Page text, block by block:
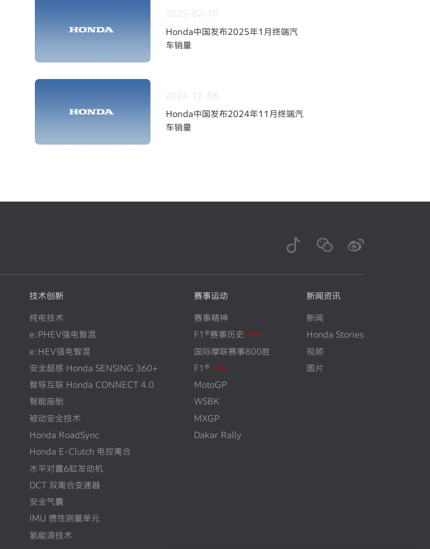
2025-02-10
Honda中国发布2025年1月终端汽
车销量
2024-12-06
Honda中国发布2024年11月终端汽
车销量
技术创新
纯电技术
e:PHEV强电智混
e:HEV强电智混
安全超感 Honda SENSING 360+
智导互联 Honda CONNECT 4.0
智能座舱
被动安全技术
Honda RoadSync
Honda E-Clutch 电控离合
水平对置6缸发动机
DCT 双离合变速器
安全气囊
IMU 惯性测量单元
氢能源技术
赛事运动
赛事精神
F1®赛事历史
国际摩联赛事800胜
F1®
MotoGP
WSBK
MXGP
Dakar Rally
新闻资讯
新闻
Honda Stories
视频
图片